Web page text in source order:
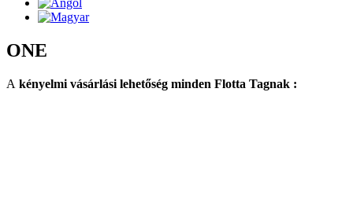
ONE
A kényelmi vásárlási lehetőség minden Flotta Tagnak :